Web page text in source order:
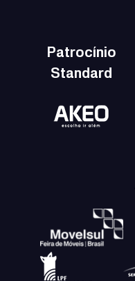
Patrocínio
Standard